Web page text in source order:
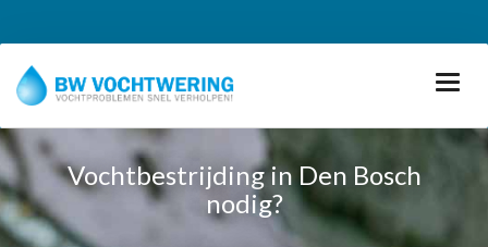
Vochtbestrijding in Den Bosch
nodig?